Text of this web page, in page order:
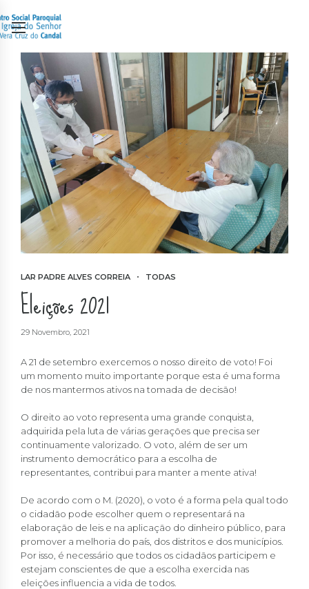
LAR PADRE ALVES CORREIA TODAS
Eleições 2021
29 Novembro, 2021
A 21 de setembro exercemos o nosso direito de voto! Foi
um momento muito importante porque esta é uma forma
de nos mantermos ativos na tomada de decisão!
O direito ao voto representa uma grande conquista,
adquirida pela luta de várias gerações que precisa ser
continuamente valorizado. O voto, além de ser um
instrumento democrático para a escolha de
representantes, contribui para manter a mente ativa!
De acordo com o M. (2020), o voto é a forma pela qual todo
o cidadão pode escolher quem o representará na
elaboração de leis e na aplicação do dinheiro público, para
promover a melhoria do país, dos distritos e dos municípios.
Por isso, é necessário que todos os cidadãos participem e
estejam conscientes de que a escolha exercida nas
eleições influencia a vida de todos.